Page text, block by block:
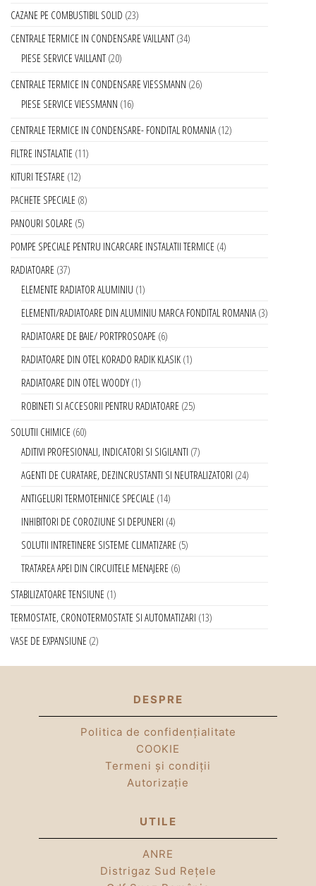
CAZANE PE COMBUSTIBIL SOLID 23
CENTRALE TERMICE IN CONDENSARE VAILLANT 34
PIESE SERVICE VAILLANT 20
CENTRALE TERMICE IN CONDENSARE VIESSMANN 26
PIESE SERVICE VIESSMANN 16
CENTRALE TERMICE IN CONDENSARE- FONDITAL ROMANIA 12
FILTRE INSTALATIE 11
KITURI TESTARE 12
PACHETE SPECIALE 8
PANOURI SOLARE 5
POMPE SPECIALE PENTRU INCARCARE INSTALATII TERMICE 4
RADIATOARE 37
ELEMENTE RADIATOR ALUMINIU 1
ELEMENTI/RADIATOARE DIN ALUMINIU MARCA FONDITAL ROMANIA 3
RADIATOARE DE BAIE/ PORTPROSOAPE 6
RADIATOARE DIN OTEL KORADO RADIK KLASIK 1
RADIATOARE DIN OTEL WOODY 1
ROBINETI SI ACCESORII PENTRU RADIATOARE 25
SOLUTII CHIMICE 60
ADITIVI PROFESIONALI, INDICATORI SI SIGILANTI 7
AGENTI DE CURATARE, DEZINCRUSTANTI SI NEUTRALIZATORI 24
ANTIGELURI TERMOTEHNICE SPECIALE 14
INHIBITORI DE COROZIUNE SI DEPUNERI 4
SOLUTII INTRETINERE SISTEME CLIMATIZARE 5
TRATAREA APEI DIN CIRCUITELE MENAJERE 6
STABILIZATOARE TENSIUNE 1
TERMOSTATE, CRONOTERMOSTATE SI AUTOMATIZARI 13
VASE DE EXPANSIUNE 2
DESPRE
Politica de confidențialitate
COOKIE
Termeni și condiții
Autorizație
UTILE
ANRE
Distrigaz Sud Rețele